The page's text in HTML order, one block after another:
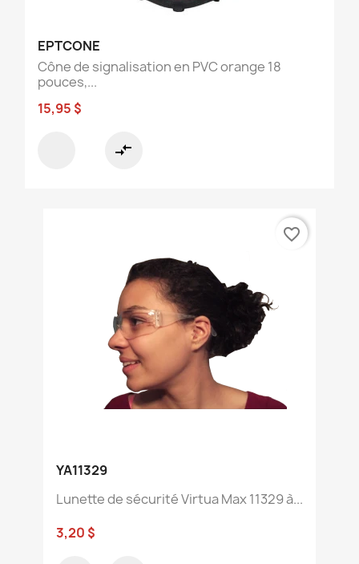
EPTCONE
Cône de signalisation en PVC orange 18
pouces,...
15,95 $
compare_arrows
YA11329
Lunette de sécurité Virtua Max 11329 à...
3,20 $
favorite_border